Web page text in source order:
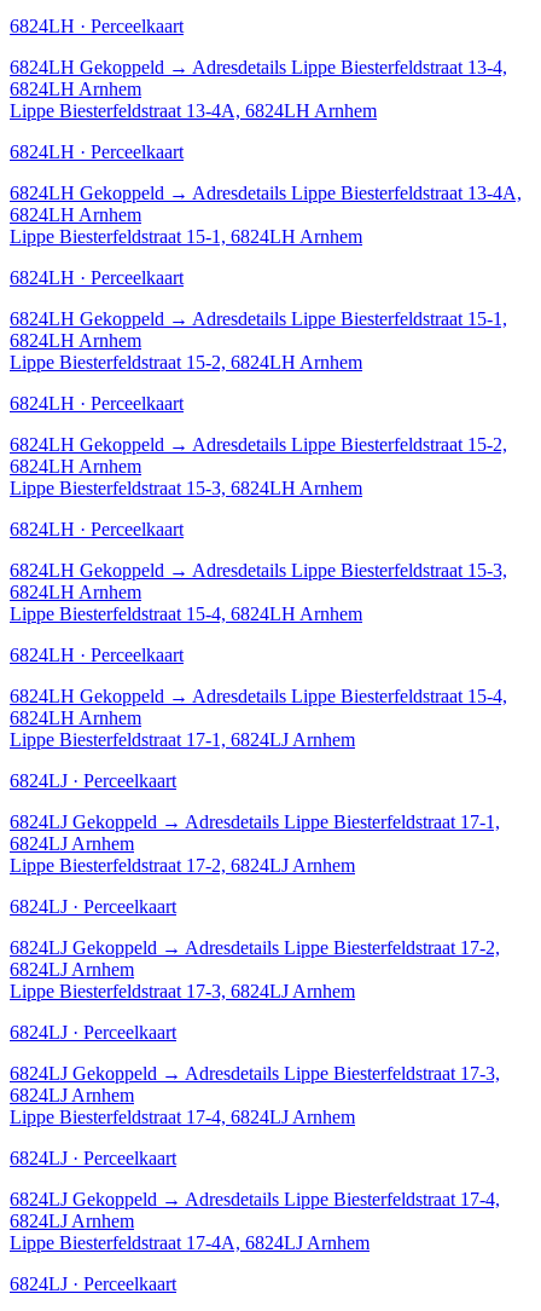
6824LH · Perceelkaart
6824LH Gekoppeld → Adresdetails Lippe Biesterfeldstraat 13-4,
6824LH Arnhem
Lippe Biesterfeldstraat 13-4A, 6824LH Arnhem
6824LH · Perceelkaart
6824LH Gekoppeld → Adresdetails Lippe Biesterfeldstraat 13-4A,
6824LH Arnhem
Lippe Biesterfeldstraat 15-1, 6824LH Arnhem
6824LH · Perceelkaart
6824LH Gekoppeld → Adresdetails Lippe Biesterfeldstraat 15-1,
6824LH Arnhem
Lippe Biesterfeldstraat 15-2, 6824LH Arnhem
6824LH · Perceelkaart
6824LH Gekoppeld → Adresdetails Lippe Biesterfeldstraat 15-2,
6824LH Arnhem
Lippe Biesterfeldstraat 15-3, 6824LH Arnhem
6824LH · Perceelkaart
6824LH Gekoppeld → Adresdetails Lippe Biesterfeldstraat 15-3,
6824LH Arnhem
Lippe Biesterfeldstraat 15-4, 6824LH Arnhem
6824LH · Perceelkaart
6824LH Gekoppeld → Adresdetails Lippe Biesterfeldstraat 15-4,
6824LH Arnhem
Lippe Biesterfeldstraat 17-1, 6824LJ Arnhem
6824LJ · Perceelkaart
6824LJ Gekoppeld → Adresdetails Lippe Biesterfeldstraat 17-1,
6824LJ Arnhem
Lippe Biesterfeldstraat 17-2, 6824LJ Arnhem
6824LJ · Perceelkaart
6824LJ Gekoppeld → Adresdetails Lippe Biesterfeldstraat 17-2,
6824LJ Arnhem
Lippe Biesterfeldstraat 17-3, 6824LJ Arnhem
6824LJ · Perceelkaart
6824LJ Gekoppeld → Adresdetails Lippe Biesterfeldstraat 17-3,
6824LJ Arnhem
Lippe Biesterfeldstraat 17-4, 6824LJ Arnhem
6824LJ · Perceelkaart
6824LJ Gekoppeld → Adresdetails Lippe Biesterfeldstraat 17-4,
6824LJ Arnhem
Lippe Biesterfeldstraat 17-4A, 6824LJ Arnhem
6824LJ · Perceelkaart